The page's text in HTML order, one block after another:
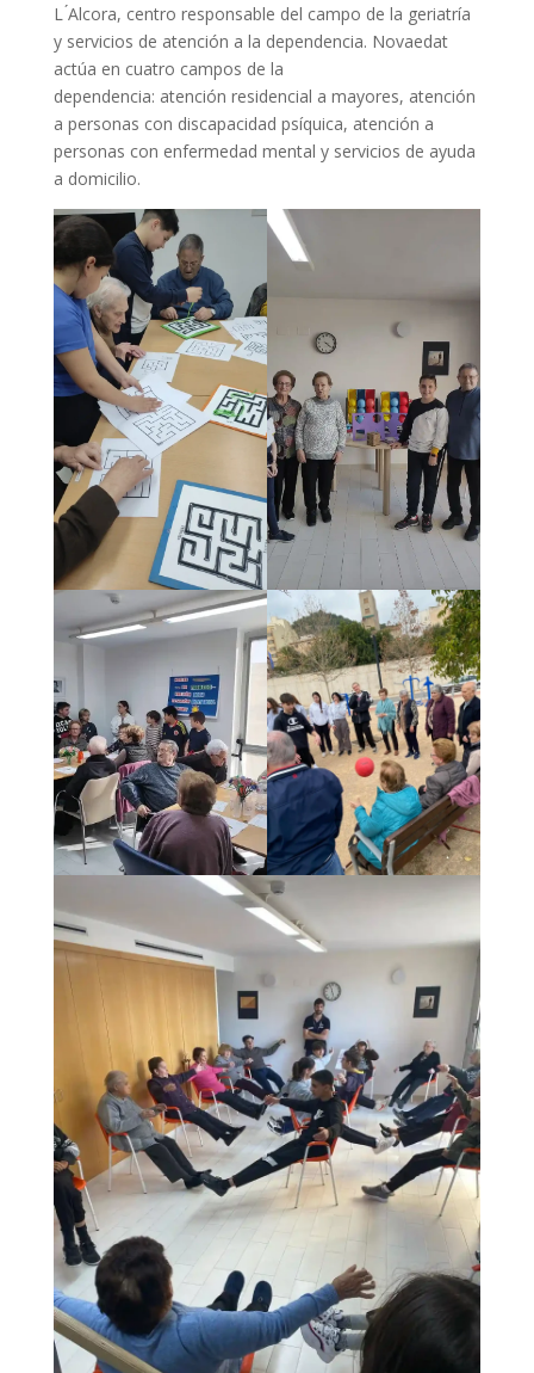
L ́Alcora, centro responsable del campo de la geriatría
y servicios de atención a la dependencia. Novaedat
actúa en cuatro campos de la
dependencia: atención residencial a mayores, atención
a personas con discapacidad psíquica, atención a
personas con enfermedad mental y servicios de ayuda
a domicilio.